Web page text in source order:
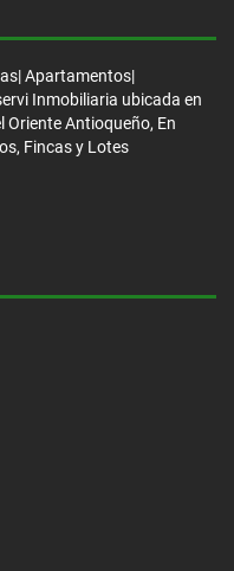
Apartamentos|
Inmobiliaria ubicada en
Oriente Antioqueño, En
Fincas y Lotes